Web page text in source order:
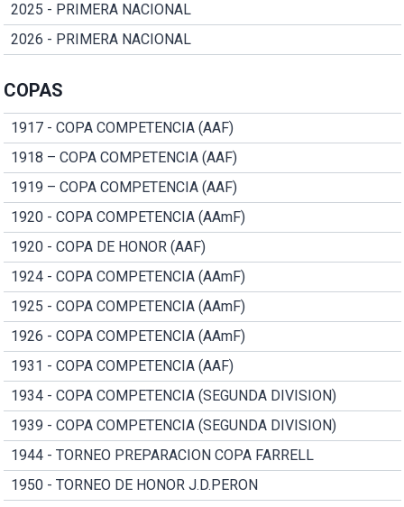
2025 - PRIMERA NACIONAL
2026 - PRIMERA NACIONAL
COPAS
1917 - COPA COMPETENCIA (AAF)
1918 – COPA COMPETENCIA (AAF)
1919 – COPA COMPETENCIA (AAF)
1920 - COPA COMPETENCIA (AAmF)
1920 - COPA DE HONOR (AAF)
1924 - COPA COMPETENCIA (AAmF)
1925 - COPA COMPETENCIA (AAmF)
1926 - COPA COMPETENCIA (AAmF)
1931 - COPA COMPETENCIA (AAF)
1934 - COPA COMPETENCIA (SEGUNDA DIVISION)
1939 - COPA COMPETENCIA (SEGUNDA DIVISION)
1944 - TORNEO PREPARACION COPA FARRELL
1950 - TORNEO DE HONOR J.D.PERON